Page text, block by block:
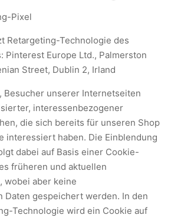
Pixel
Retargeting-Technologie des
Pinterest Europe Ltd., Palmerston
Street, Dublin 2, Irland
Besucher unserer Internetseiten
interessenbezogener
die sich bereits für unseren Shop
interessiert haben. Die Einblendung
dabei auf Basis einer Cookie-
früheren und aktuellen
wobei aber keine
Daten gespeichert werden. In den
Technologie wird ein Cookie auf